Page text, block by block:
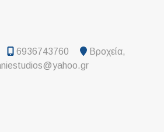
6936743760
Βροχεία,